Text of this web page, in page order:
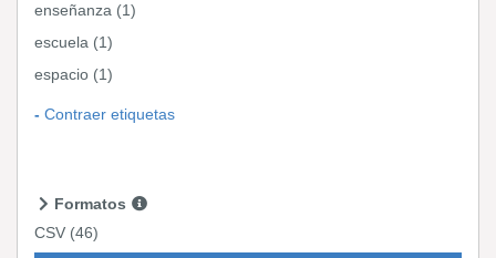
enseñanza (1)
escuela (1)
espacio (1)
Contraer etiquetas
Formatos
CSV (46)